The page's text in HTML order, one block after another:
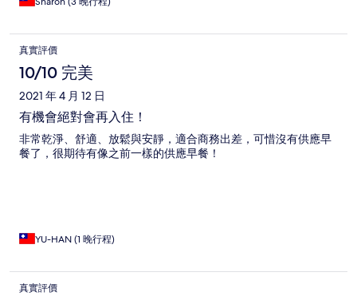
真實評價
10/10 完美
2021 年 4 月 12 日
有機會絕對會再入住！
非常乾淨、舒適、放鬆與安靜，適合商務出差，可惜沒有供應早
餐了，很期待有像之前一樣的供應早餐！
YU-HAN (1 晚行程)
真實評價